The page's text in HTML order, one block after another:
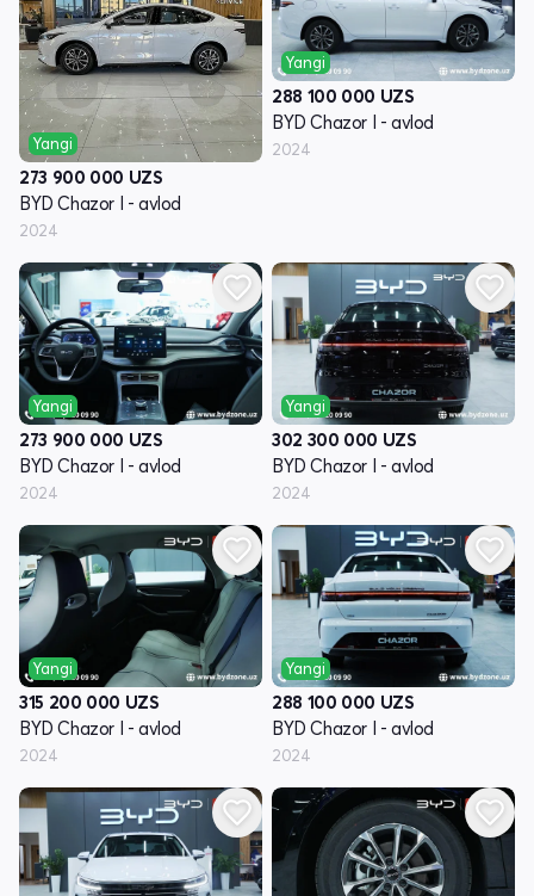
Yangi
273 900 000 UZS
BYD Chazor I - avlod
2024
Yangi
288 100 000 UZS
BYD Chazor I - avlod
2024
Yangi
273 900 000 UZS
BYD Chazor I - avlod
2024
Yangi
302 300 000 UZS
BYD Chazor I - avlod
2024
Yangi
315 200 000 UZS
BYD Chazor I - avlod
2024
Yangi
288 100 000 UZS
BYD Chazor I - avlod
2024